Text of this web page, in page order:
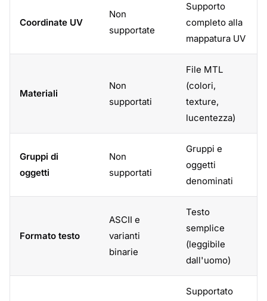
Coordinate UV
Non
supportate
Supporto
completo alla
mappatura UV
Materiali
Non
supportati
File MTL
(colori,
texture,
lucentezza)
Gruppi di
oggetti
Non
supportati
Gruppi e
oggetti
denominati
Formato testo
ASCII e
varianti
binarie
Testo
semplice
(leggibile
dall'uomo)
Supportato